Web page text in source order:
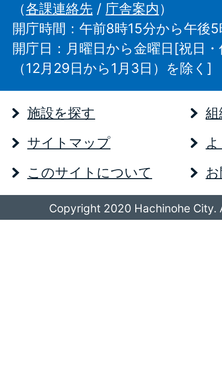
（各課連絡先 / 庁舎案内）
開庁時間：午前8時15分から午後
開庁日：月曜日から金曜日[祝日
（12月29日から1月3日）を除く]
施設を探す
サイトマップ
このサイトについて
Copyright 2020 Hachinohe City.